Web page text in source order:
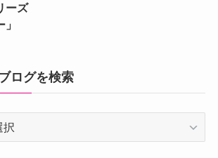
ーズ
ログを検索